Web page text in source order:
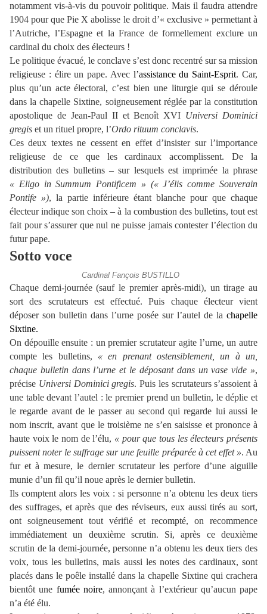
notamment vis-à-vis du pouvoir politique. Mais il faudra attendre
1904 pour que Pie X abolisse le droit d’« exclusive » permettant à
l’Autriche, l’Espagne et la France de formellement exclure un
cardinal du choix des électeurs !
Le politique évacué, le conclave s’est donc recentré sur sa mission
religieuse : élire un pape. Avec l’assistance du Saint-Esprit. Car,
plus qu’un acte électoral, c’est bien une liturgie qui se déroule
dans la chapelle Sixtine, soigneusement réglée par la constitution
apostolique de Jean-Paul II et Benoît XVI Universi Dominici
gregis et un rituel propre, l’Ordo rituum conclavis.
Ces deux textes ne cessent en effet d’insister sur l’importance
religieuse de ce que les cardinaux accomplissent. De la
distribution des bulletins – sur lesquels est imprimée la phrase
« Eligo in Summum Pontificem » (« J’élis comme Souverain
Pontife »), la partie inférieure étant blanche pour que chaque
électeur indique son choix – à la combustion des bulletins, tout est
fait pour s’assurer que nul ne puisse jamais contester l’élection du
futur pape.
Sotto voce
Cardinal Fançois BUSTILLO
Chaque demi-journée (sauf le premier après-midi), un tirage au
sort des scrutateurs est effectué. Puis chaque électeur vient
déposer son bulletin dans l’urne posée sur l’autel de la chapelle
Sixtine.
On dépouille ensuite : un premier scrutateur agite l’urne, un autre
compte les bulletins, « en prenant ostensiblement, un à un,
chaque bulletin dans l’urne et le déposant dans un vase vide »,
précise Universi Dominici gregis. Puis les scrutateurs s’assoient à
une table devant l’autel : le premier prend un bulletin, le déplie et
le regarde avant de le passer au second qui regarde lui aussi le
nom inscrit, avant que le troisième ne s’en saisisse et prononce à
haute voix le nom de l’élu, « pour que tous les électeurs présents
puissent noter le suffrage sur une feuille préparée à cet effet ». Au
fur et à mesure, le dernier scrutateur les perfore d’une aiguille
munie d’un fil qu’il noue après le dernier bulletin.
Ils comptent alors les voix : si personne n’a obtenu les deux tiers
des suffrages, et après que des réviseurs, eux aussi tirés au sort,
ont soigneusement tout vérifié et recompté, on recommence
immédiatement un deuxième scrutin. Si, après ce deuxième
scrutin de la demi-journée, personne n’a obtenu les deux tiers des
voix, tous les bulletins, mais aussi les notes des cardinaux, sont
placés dans le poêle installé dans la chapelle Sixtine qui crachera
bientôt une fumée noire, annonçant à l’extérieur qu’aucun pape
n’a été élu.